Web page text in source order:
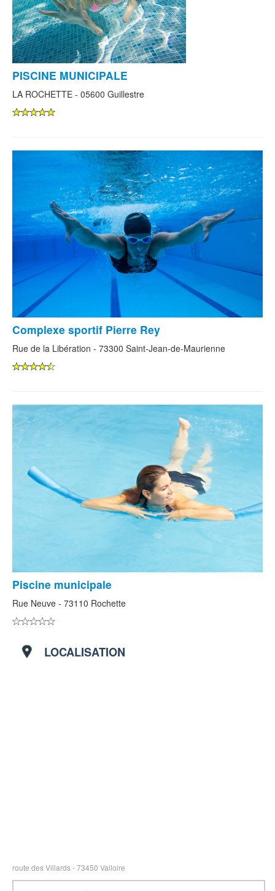
PISCINE MUNICIPALE
LA ROCHETTE - 05600 Guillestre
Complexe sportif Pierre Rey
Rue de la Libération - 73300 Saint-Jean-de-Maurienne
Piscine municipale
Rue Neuve - 73110 Rochette
LOCALISATION
route des Villards - 73450 Valloire